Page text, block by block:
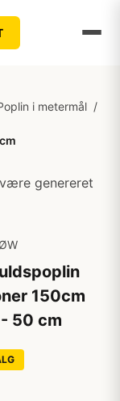
i metermål /
genereret
150cm
50 cm